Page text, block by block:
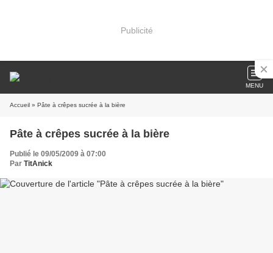
Publicité
MENU
Accueil » Pâte à crêpes sucrée à la bière
Pâte à crêpes sucrée à la bière
Publié le 09/05/2009 à 07:00
Par TitAnick